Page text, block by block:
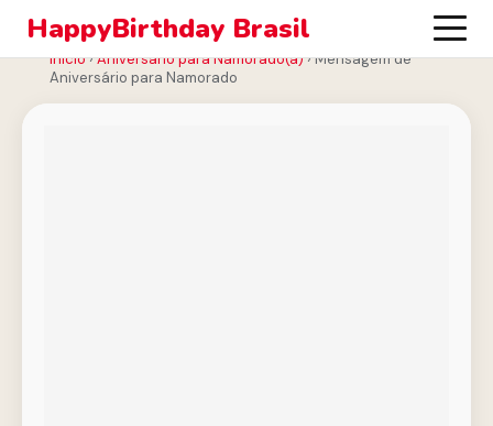
HappyBirthday Brasil
Início›Aniversário para Namorado(a)›Mensagem de
Aniversário para Namorado